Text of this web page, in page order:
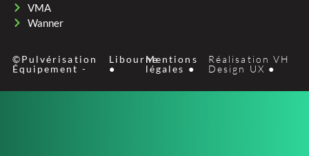
VMA
Wanner
©Pulvérisation
Équipement -
Libourne
●
Mentions
légales ●
Réalisation VH
Design UX ●